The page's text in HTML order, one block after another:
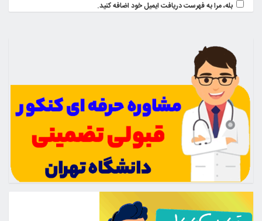
بله، مرا به فهرست دریافت ایمیل خود اضافه کنید.